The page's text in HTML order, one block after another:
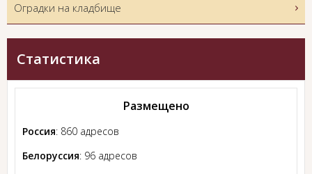
Оградки на кладбище
Статистика
Размещено
Россия: 860 адресов
Белоруссия: 96 адресов